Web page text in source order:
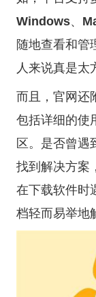
Windows、
随地查看和管
人来说真是太
而且，官网还
包括详细的使
区。是否曾遇
找到解决方案
在下载软件时
档轻而易举地